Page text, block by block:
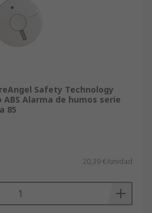
Safety Technology
Alarma de humos serie
85
20,39 €/unidad